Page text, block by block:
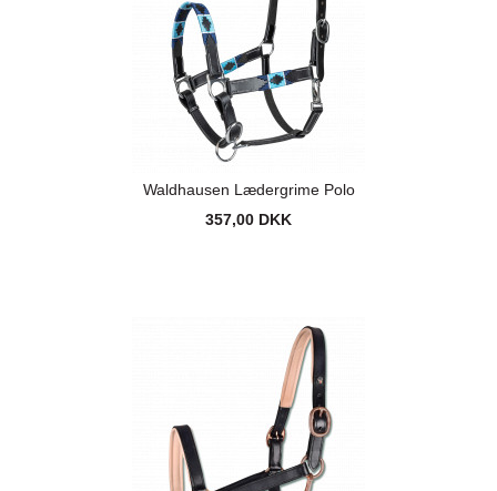
Waldhausen Lædergrime Polo
357,00 DKK